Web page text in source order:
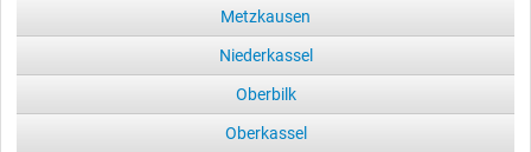
Metzkausen
Niederkassel
Oberbilk
Oberkassel